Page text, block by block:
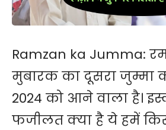
Ramzan ka Jumma:
मुबारक का दूसरा जुम्मा
2024 को आने वाला है।
फजीलत क्या है ये हमें